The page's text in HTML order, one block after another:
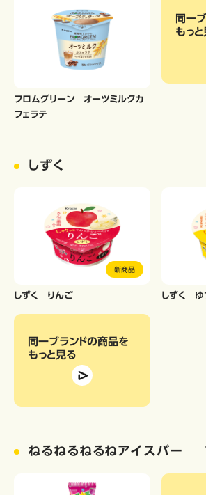
フロムグリーン オーツミルクカ
フェラテ
同一
もっ
しずく
新商品
しずく りんご しずく ゆ
同一ブランドの商品を
もっと見る
ねるねるねるねアイスバー